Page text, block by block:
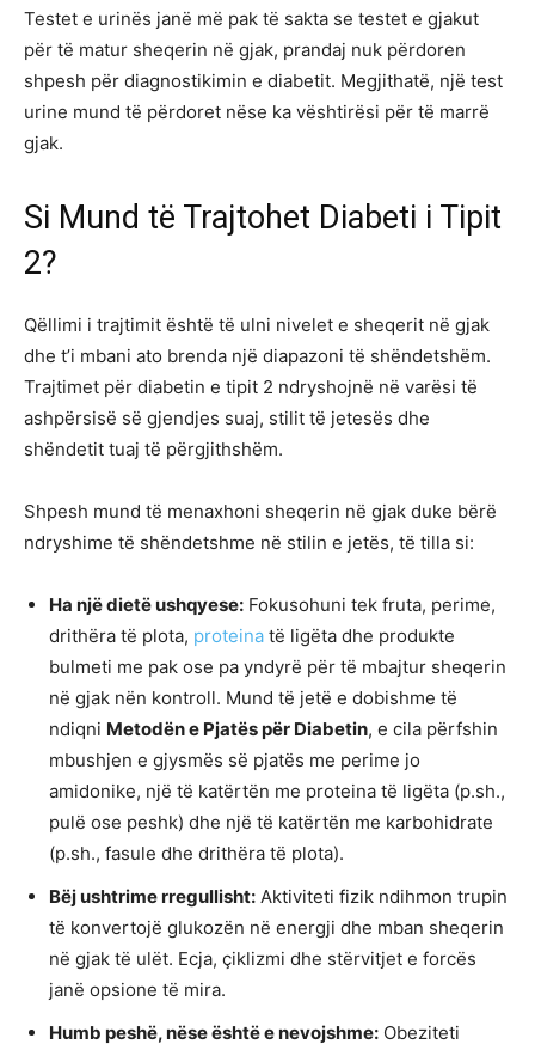
Testet e urinës janë më pak të sakta se testet e gjakut
për të matur sheqerin në gjak, prandaj nuk përdoren
shpesh për diagnostikimin e diabetit. Megjithatë, një test
urine mund të përdoret nëse ka vështirësi për të marrë
gjak.
Si Mund të Trajtohet Diabeti i Tipit
2?
Qëllimi i trajtimit është të ulni nivelet e sheqerit në gjak
dhe t’i mbani ato brenda një diapazoni të shëndetshëm.
Trajtimet për diabetin e tipit 2 ndryshojnë në varësi të
ashpërsisë së gjendjes suaj, stilit të jetesës dhe
shëndetit tuaj të përgjithshëm.
Shpesh mund të menaxhoni sheqerin në gjak duke bërë
ndryshime të shëndetshme në stilin e jetës, të tilla si:
Ha një dietë ushqyese: Fokusohuni tek fruta, perime,
drithëra të plota, proteina të ligëta dhe produkte
bulmeti me pak ose pa yndyrë për të mbajtur sheqerin
në gjak nën kontroll. Mund të jetë e dobishme të
ndiqni Metodën e Pjatës për Diabetin, e cila përfshin
mbushjen e gjysmës së pjatës me perime jo
amidonike, një të katërtën me proteina të ligëta (p.sh.,
pulë ose peshk) dhe një të katërtën me karbohidrate
(p.sh., fasule dhe drithëra të plota).
Bëj ushtrime rregullisht: Aktiviteti fizik ndihmon trupin
të konvertojë glukozën në energji dhe mban sheqerin
në gjak të ulët. Ecja, çiklizmi dhe stërvitjet e forcës
janë opsione të mira.
Humb peshë, nëse është e nevojshme: Obeziteti